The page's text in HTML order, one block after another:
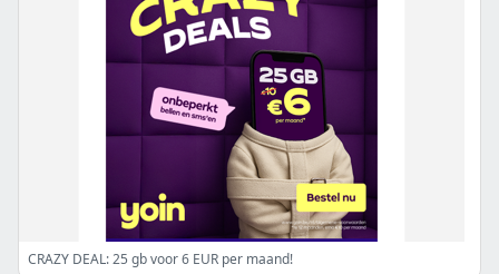
CRAZY DEAL: 25 gb voor 6 EUR per maand!